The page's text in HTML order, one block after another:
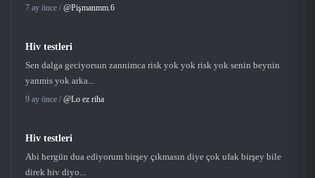
7 ay önce / @Pişmanmm.6
Hiv testleri
Sen dalga geciyorsun zannimca risk yok yok risk yok senin beynin
yanmis yok arka...
9 ay önce / @Lo ez riha
Hiv testleri
Abi hergün dua ediyorum birşey çıkmasın diye çok ufak birşey bile
direk hiv diyo...